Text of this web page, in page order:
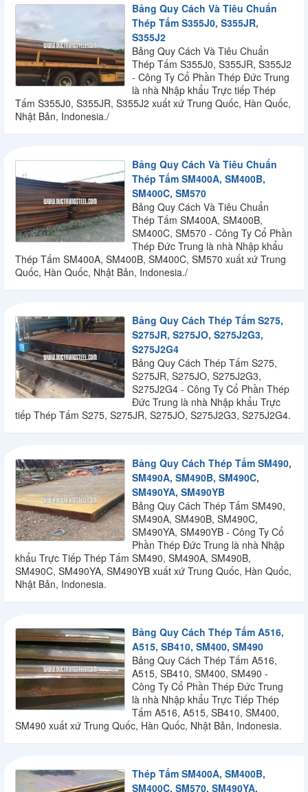
Bảng Quy Cách Và Tiêu Chuẩn
Thép Tấm S355J0, S355JR,
S355J2
Bảng Quy Cách Và Tiêu Chuẩn
Thép Tấm S355J0, S355JR, S355J2
- Công Ty Cổ Phần Thép Đức Trung
là nhà Nhập khẩu Trực tiếp Thép
Tấm S355J0, S355JR, S355J2 xuất xứ Trung Quốc, Hàn Quốc,
Nhật Bản, Indonesia./
Bảng Quy Cách Và Tiêu Chuẩn
Thép Tấm SM400A, SM400B,
SM400C, SM570
Bảng Quy Cách Và Tiêu Chuẩn
Thép Tấm SM400A, SM400B,
SM400C, SM570 - Công Ty Cổ Phần
Thép Đức Trung là nhà Nhập khẩu
Thép Tấm SM400A, SM400B, SM400C, SM570 xuất xứ Trung
Quốc, Hàn Quốc, Nhật Bản, Indonesia./
Bảng Quy Cách Thép Tấm S275,
S275JR, S275JO, S275J2G3,
S275J2G4
Bảng Quy Cách Thép Tấm S275,
S275JR, S275JO, S275J2G3,
S275J2G4 - Công Ty Cổ Phần Thép
Đức Trung là nhà Nhập khẩu Trực
tiếp Thép Tấm S275, S275JR, S275JO, S275J2G3, S275J2G4.
Bảng Quy Cách Thép Tấm SM490,
SM490A, SM490B, SM490C,
SM490YA, SM490YB
Bảng Quy Cách Thép Tấm SM490,
SM490A, SM490B, SM490C,
SM490YA, SM490YB - Công Ty Cổ
Phần Thép Đức Trung là nhà Nhập
khẩu Trực Tiếp Thép Tấm SM490, SM490A, SM490B,
SM490C, SM490YA, SM490YB xuất xứ Trung Quốc, Hàn Quốc,
Nhật Bản, Indonesia.
Bảng Quy Cách Thép Tấm A516,
A515, SB410, SM400, SM490
Bảng Quy Cách Thép Tấm A516,
A515, SB410, SM400, SM490 -
Công Ty Cổ Phần Thép Đức Trung
là nhà Nhập khẩu Trực Tiếp Thép
Tấm A516, A515, SB410, SM400,
SM490 xuất xứ Trung Quốc, Hàn Quốc, Nhật Bản, Indonesia.
Thép Tấm SM400A, SM400B,
SM400C, SM570, SM490YA,